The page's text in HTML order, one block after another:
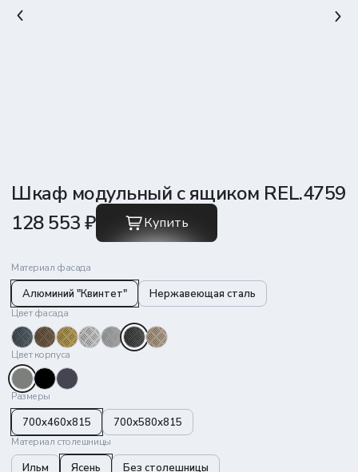
Шкаф модульный с ящиком REL.4759
128 553 ₽
Купить
Материал фасада
Алюминий "Квинтет" Нержавеющая сталь
Цвет фасада
Цвет корпуса
Размеры
700x460x815 700х580х815
Материал столешницы
Ильм Ясень Без столешницы